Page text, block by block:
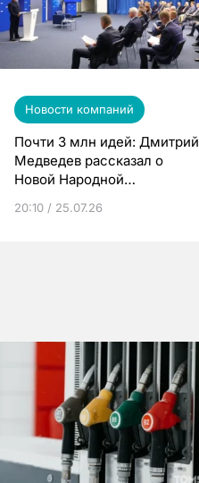
Новости компаний
Почти 3 млн идей: Дмитрий
Медведев рассказал о
Новой Народной
20:10 / 25.07.26